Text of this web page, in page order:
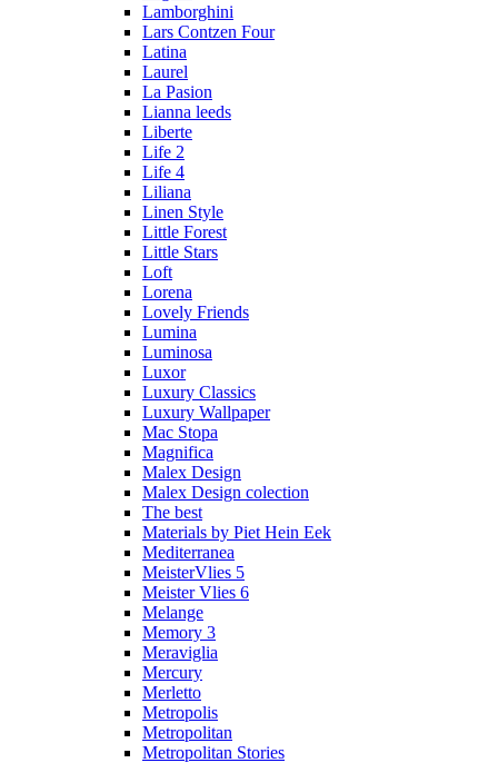
Lamborghini
Lars Contzen Four
Latina
Laurel
La Pasion
Lianna leeds
Liberte
Life 2
Life 4
Liliana
Linen Style
Little Forest
Little Stars
Loft
Lorena
Lovely Friends
Lumina
Luminosa
Luxor
Luxury Classics
Luxury Wallpaper
Mac Stopa
Magnifica
Malex Design
Malex Design colection
The best
Materials by Piet Hein Eek
Mediterranea
MeisterVlies 5
Meister Vlies 6
Melange
Memory 3
Meraviglia
Mercury
Merletto
Metropolis
Metropolitan
Metropolitan Stories